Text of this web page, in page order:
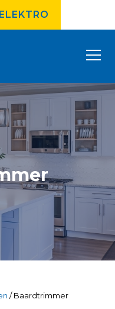
ELEKTRO
/ Baardtrimmer